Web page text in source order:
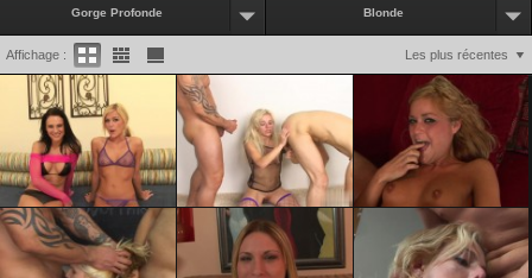
Gorge Profonde Blonde
Les plus récentes
Affichage :